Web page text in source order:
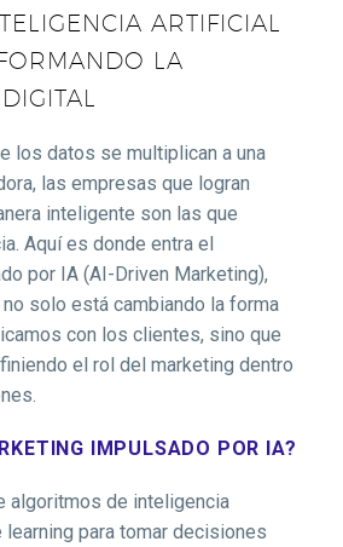
ARTIFICIAL
LA
los datos se multiplican a una
las empresas que logran
inteligente son las que
Aquí es donde entra el
por IA (AI-Driven Marketing),
solo está cambiando la forma
con los clientes, sino que
el rol del marketing dentro
IMPULSADO POR IA?
algoritmos de inteligencia
para tomar decisiones